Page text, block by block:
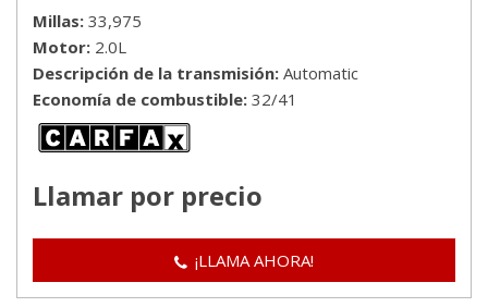
Millas 33,975
Motor 2.0L
Descripción de la transmisión Automatic
Economía de combustible 32/41
Llamar por precio
¡LLAMA AHORA!